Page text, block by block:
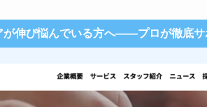
が伸び悩んでいる方へ――プロが徹底サ